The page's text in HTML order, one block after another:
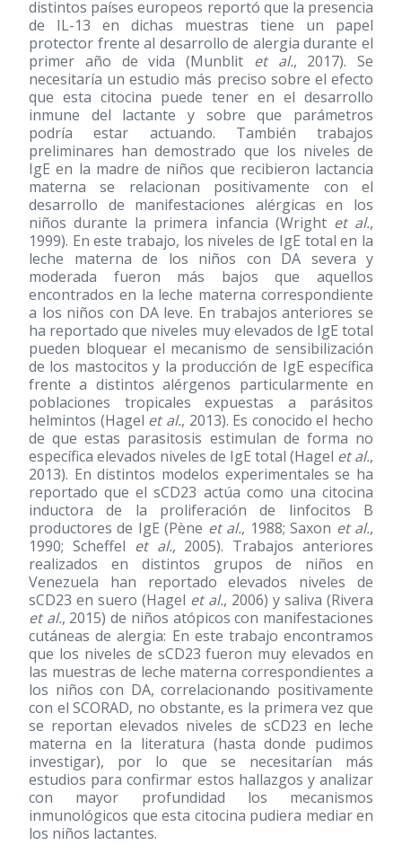
distintos países europeos reportó que la presencia
de IL-13 en dichas muestras tiene un papel
protector frente al desarrollo de alergia durante el
primer año de vida (Munblit et al., 2017). Se
necesitaría un estudio más preciso sobre el efecto
que esta citocina puede tener en el desarrollo
inmune del lactante y sobre que parámetros
podría estar actuando. También trabajos
preliminares han demostrado que los niveles de
IgE en la madre de niños que recibieron lactancia
materna se relacionan positivamente con el
desarrollo de manifestaciones alérgicas en los
niños durante la primera infancia (Wright et al.,
1999). En este trabajo, los niveles de IgE total en la
leche materna de los niños con DA severa y
moderada fueron más bajos que aquellos
encontrados en la leche materna correspondiente
a los niños con DA leve. En trabajos anteriores se
ha reportado que niveles muy elevados de IgE total
pueden bloquear el mecanismo de sensibilización
de los mastocitos y la producción de IgE específica
frente a distintos alérgenos particularmente en
poblaciones tropicales expuestas a parásitos
helmintos (Hagel et al., 2013). Es conocido el hecho
de que estas parasitosis estimulan de forma no
específica elevados niveles de IgE total (Hagel et al.,
2013). En distintos modelos experimentales se ha
reportado que el sCD23 actúa como una citocina
inductora de la proliferación de linfocitos B
productores de IgE (Pène et al., 1988; Saxon et al.,
1990; Scheffel et al., 2005). Trabajos anteriores
realizados en distintos grupos de niños en
Venezuela han reportado elevados niveles de
sCD23 en suero (Hagel et al., 2006) y saliva (Rivera
et al., 2015) de niños atópicos con manifestaciones
cutáneas de alergia: En este trabajo encontramos
que los niveles de sCD23 fueron muy elevados en
las muestras de leche materna correspondientes a
los niños con DA, correlacionando positivamente
con el SCORAD, no obstante, es la primera vez que
se reportan elevados niveles de sCD23 en leche
materna en la literatura (hasta donde pudimos
investigar), por lo que se necesitarían más
estudios para confirmar estos hallazgos y analizar
con mayor profundidad los mecanismos
inmunológicos que esta citocina pudiera mediar en
los niños lactantes.